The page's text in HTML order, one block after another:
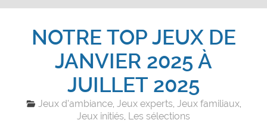
NOTRE TOP JEUX DE
JANVIER 2025 À
JUILLET 2025
Jeux d'ambiance,Jeux experts,Jeux familiaux,
Jeux initiés, Les sélections